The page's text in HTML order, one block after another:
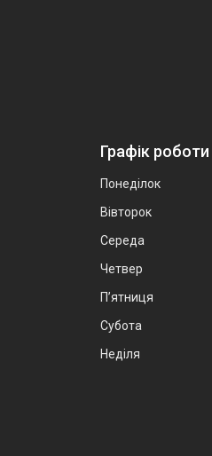
Графік роботи
Понеділок
Вівторок
Середа
Четвер
Пʼятниця
Субота
Неділя